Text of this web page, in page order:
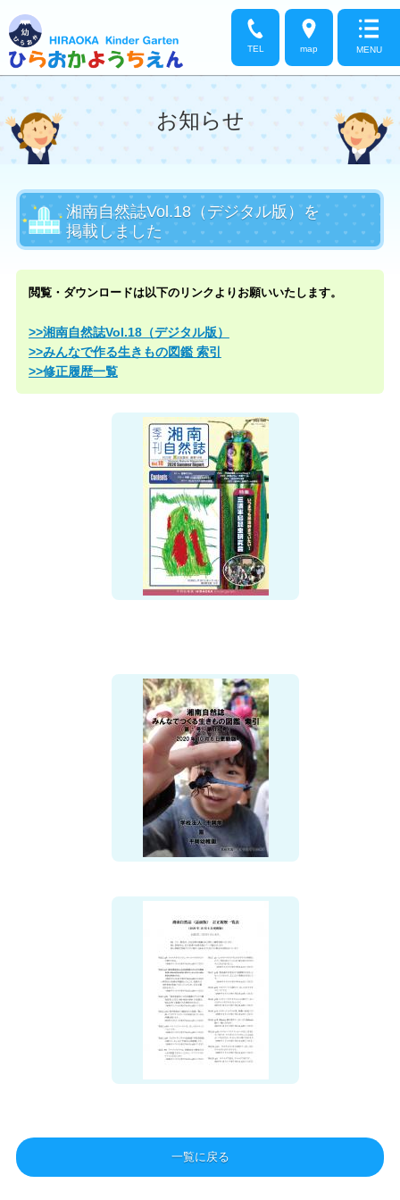
TEL map MENU
お知らせ
湘南自然誌Vol.18（デジタル版）を
掲載しました
閲覧・ダウンロードは以下のリンクよりお願いいたします。
>>湘南自然誌Vol.18（デジタル版）
>>みんなで作る生きもの図鑑 索引
>>修正履歴一覧
一覧に戻る